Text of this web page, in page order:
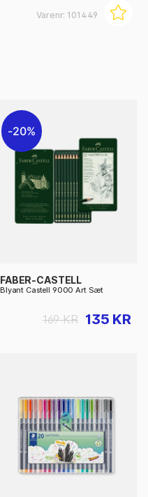
Varenr: 101449
20%
FABER-CASTELL
Blyant Castell 9000 Art Sæt
135 KR
169 KR